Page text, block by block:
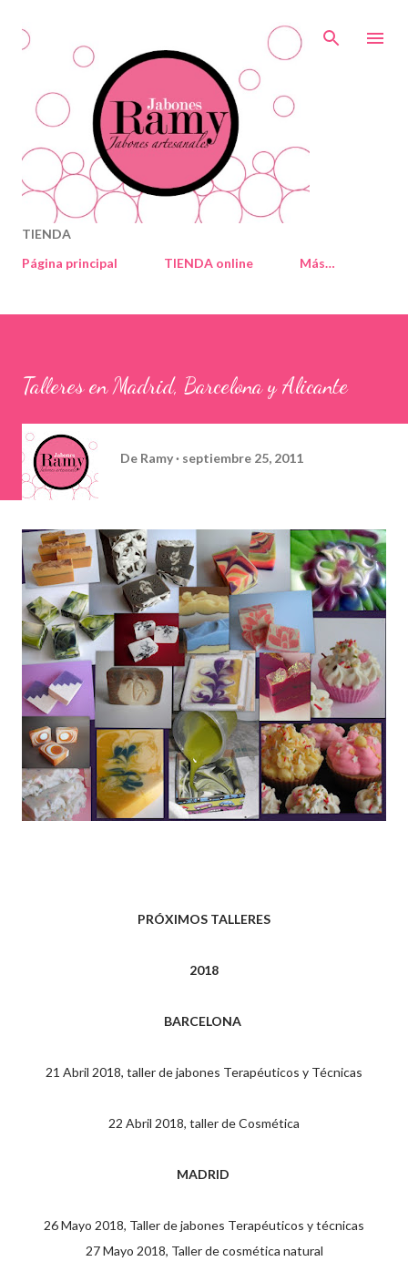
TIENDA
Página principal
TIENDA online Más…
Talleres en Madrid, Barcelona y Alicante
De Ramy septiembre 25, 2011
PRÓXIMOS TALLERES
2018
BARCELONA
21 Abril 2018, taller de jabones Terapéuticos y Técnicas
22 Abril 2018, taller de Cosmética
MADRID
26 Mayo 2018, Taller de jabones Terapéuticos y técnicas
27 Mayo 2018, Taller de cosmética natural